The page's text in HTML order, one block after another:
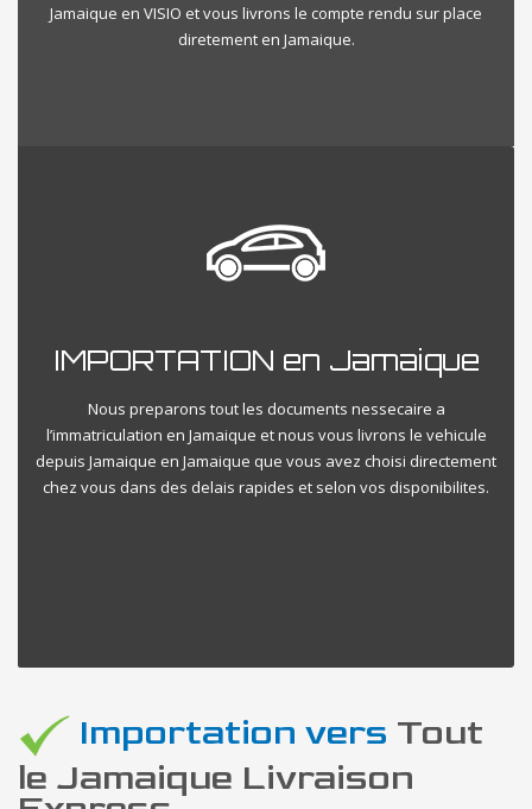
Jamaique en VISIO et vous livrons le compte rendu sur place
diretement en Jamaique.
IMPORTATION en Jamaique
Nous preparons tout les documents nessecaire a
l’immatriculation en Jamaique et nous vous livrons le vehicule
depuis Jamaique en Jamaique que vous avez choisi directement
chez vous dans des delais rapides et selon vos disponibilites.
Importation vers Tout
le Jamaique Livraison